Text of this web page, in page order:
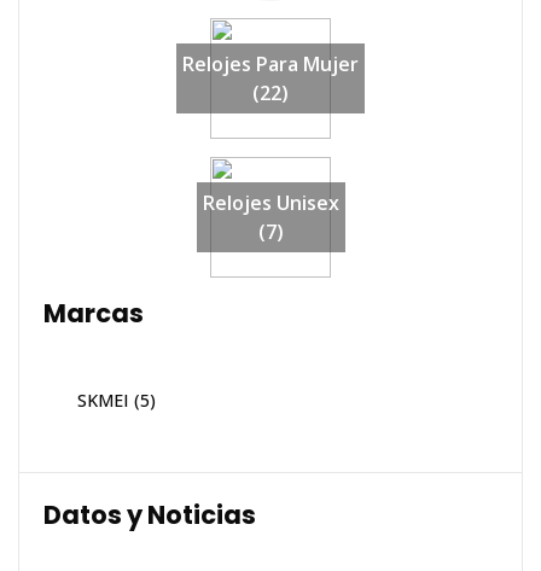
Relojes Para Mujer
(22)
Relojes Unisex
(7)
Marcas
SKMEI (5)
Datos y Noticias